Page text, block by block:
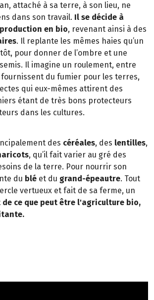
attaché à sa terre, à son lieu, ne
dans son travail. Il se décide à
en bio, revenant ainsi à des
. Il replante les mêmes haies qu’un
pour donner de l’ombre et une
Il imagine un roulement, entre
fournissent du fumier pour les terres,
qui eux-mêmes attirent des
étant de très bons protecteurs
dans les cultures.
des céréales, des lentilles,
, qu’il fait varier au gré des
de la terre. Pour nourrir son
du blé et du grand-épeautre. Tout
vertueux et fait de sa ferme, un
de ce que peut être l'agriculture bio,